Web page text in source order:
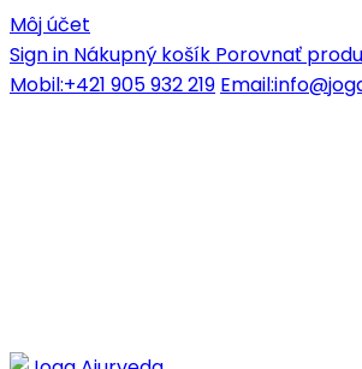
Môj účet
Sign in Nákupný košík Porovnať
Mobil:+421 905 932 219